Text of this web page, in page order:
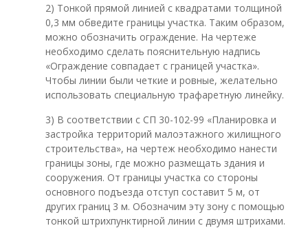
2) Тонкой прямой линией с квадратами толщиной
0,3 мм обведите границы участка. Таким образом,
можно обозначить ограждение. На чертеже
необходимо сделать пояснительную надпись
«Ограждение совпадает с границей участка».
Чтобы линии были четкие и ровные, желательно
использовать специальную трафаретную линейку.
3) В соответствии с СП 30-102-99 «Планировка и
застройка территорий малоэтажного жилищного
строительства», на чертеж необходимо нанести
границы зоны, где можно размещать здания и
сооружения. От границы участка со стороны
основного подъезда отступ составит 5 м, от
других границ 3 м. Обозначим эту зону с помощью
тонкой штрихпунктирной линии с двумя штрихами.